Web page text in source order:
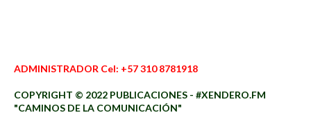
ADMINISTRADOR Cel: +57 310 8781918
COPYRIGHT © 2022 PUBLICACIONES - #XENDERO.FM
"CAMINOS DE LA COMUNICACIÓN"